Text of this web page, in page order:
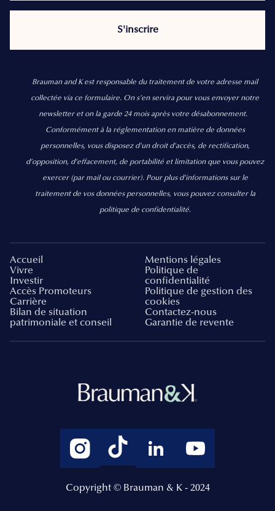
Brauman and K est responsable du traitement de votre adresse mail
collectée via ce formulaire. On s’en servira pour vous envoyer notre
newsletter et on la garde 24 mois après votre désabonnement.
Conformément à la réglementation en matière de données
personnelles, vous disposez d'un droit d'accès, de rectification,
d’opposition, d’effacement, de portabilité et limitation que vous pouvez
exercer (par mail ou courrier). Pour plus d’informations sur le
traitement de vos données personnelles, vous pouvez consulter la
politique de confidentialité.
Accueil
Vivre
Investir
Accès Promoteurs
Carrière
Bilan de situation
patrimoniale et conseil
Mentions légales
Politique de
confidentialité
Politique de gestion des
cookies
Contactez-nous
Garantie de revente
Copyright © Brauman & K - 2024